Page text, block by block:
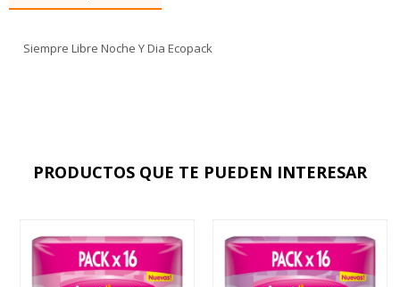
Siempre Libre Noche Y Dia Ecopack
PRODUCTOS QUE TE PUEDEN INTERESAR